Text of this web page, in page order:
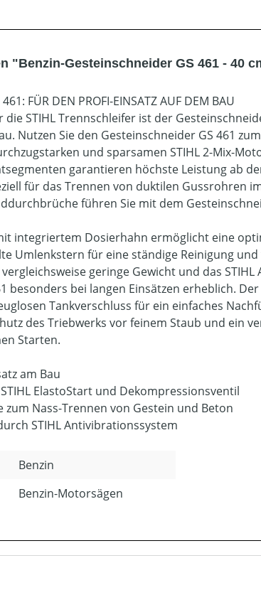
"Benzin-Gesteinschneider GS 461 - 40
FÜR DEN PROFI-EINSATZ AUF DEM BAU
die STIHL Trennschleifer ist der
Nutzen Sie den Gesteinschneider GS 461
und sparsamen STIHL 2-Mix-
garantieren höchste Leistung ab
für das Trennen von duktilen Gussrohren
führen Sie mit dem
integriertem Dosierhahn ermöglicht eine
Umlenkstern für eine ständige Reinigung
geringe Gewicht und das
besonders bei langen Einsätzen erheblich.
Tankverschluss für ein einfaches
des Triebwerks vor feinem Staub und ein
Starten.
am Bau
ElastoStart und Dekompressionsventil
Nass-Trennen von Gestein und Beton
STIHL Antivibrationssystem
Benzin
Benzin-Motorsägen